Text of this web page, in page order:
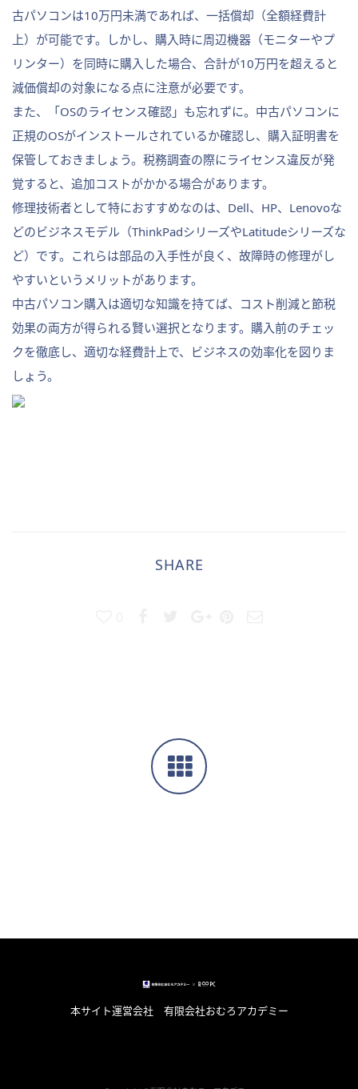
古パソコンは10万円未満であれば、一括償却（全額経費計
上）が可能です。しかし、購入時に周辺機器（モニターやプ
リンター）を同時に購入した場合、合計が10万円を超えると
減価償却の対象になる点に注意が必要です。
また、「OSのライセンス確認」も忘れずに。中古パソコンに
正規のOSがインストールされているか確認し、購入証明書を
保管しておきましょう。税務調査の際にライセンス違反が発
覚すると、追加コストがかかる場合があります。
修理技術者として特におすすめなのは、Dell、HP、Lenovoな
どのビジネスモデル（ThinkPadシリーズやLatitudeシリーズな
ど）です。これらは部品の入手性が良く、故障時の修理がし
やすいというメリットがあります。
中古パソコン購入は適切な知識を持てば、コスト削減と節税
効果の両方が得られる賢い選択となります。購入前のチェッ
クを徹底し、適切な経費計上で、ビジネスの効率化を図りま
しょう。
SHARE
本サイト運営会社 有限会社おむろアカデミー